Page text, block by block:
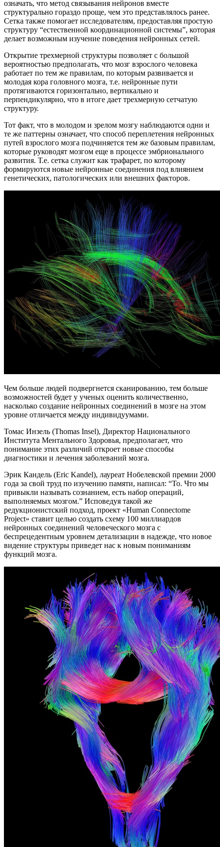
означать, что метод связывания нейронов вместе
структурально гораздо проще, чем это представлялось ранее.
Сетка также помогает исследователям, предоставляя простую
структуру “естественной координационной системы”, которая
делает возможным изучение поведения нейронных сетей.
Открытие трехмерной структуры позволяет с большой
вероятностью предполагать, что мозг взрослого человека
работает по тем же правилам, по которым развивается и
молодая кора головного мозга, т.е. нейронные пути
протягиваются горизонтально, вертикально и
перпендикулярно, что в итоге дает трехмерную сетчатую
структуру.
Тот факт, что в молодом и зрелом мозгу наблюдаются одни и
те же паттерны означает, что способ переплетения нейронных
путей взрослого мозга подчиняется тем же базовым правилам,
которые руководят мозгом еще в процессе эмбрионального
развития. Т.е. сетка служит как трафарет, по которому
формируются новые нейронные соединения под влиянием
генетических, патологических или внешних факторов.
Чем больше людей подвергнется сканированию, тем больше
возможностей будет у ученых оценить количественно,
насколько создание нейронных соединений в мозге на этом
уровне отличается между индивидуумами.
Томас Инзель (Thomas Insel), Директор Национального
Института Ментального Здоровья, предполагает, что
понимание этих различий откроет новые способы
диагностики и лечения заболеваний мозга.
Эрик Кандель (Eric Kandel), лауреат Нобелевской премии 2000
года за свой труд по изучению памяти, написал: “То. Что мы
привыкли называть сознанием, есть набор операций,
выполняемых мозгом.” Исповедуя такой же
редукционистский подход, проект «Human Connectome
Project» ставит целью создать схему 100 миллиардов
нейронных соединений человеческого мозга с
беспрецедентным уровнем детализации в надежде, что новое
видение структуры приведет нас к новым пониманиям
функций мозга.